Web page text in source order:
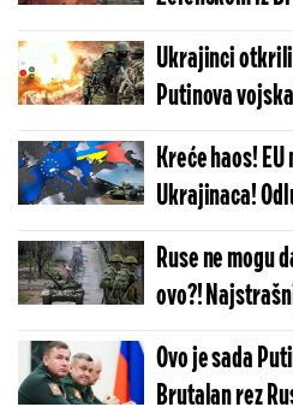
veliku nevolju,
izvuče!
Ukrajinci
Putinova
Ukrajini: Za
Kreće haos!
Ukrajinaca!
zatresala ceo
Ruse ne mogu
ovo?!
Ukrajinu! Ako
Ovo je sada
Brutalan rez